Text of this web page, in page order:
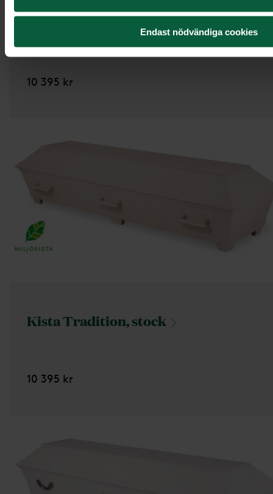
Endast nödvändiga cookies
strå
10 395 kr
Kista Tradition,stock
10 395 kr